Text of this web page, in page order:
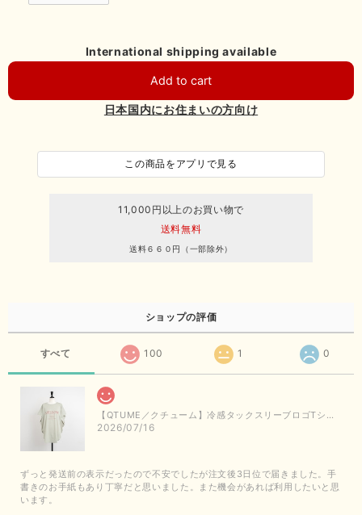
International shipping available
Add to cart
日本国内にお住まいの方向け
この商品をアプリで見る
11,000円以上のお買い物で
送料無料
送料６６０円（一部除外）
ショップの評価
すべて 100 1 0
【QTUME／クチューム】冷感タックスリーブロゴTシャツ（ライトグレー）
2026/07/16
ずっと発送前の表示だったので不安でしたが注文後3日位で届きました。手
書きのお手紙もあり丁寧だと思いました。また機会があれば利用したいと思
います。